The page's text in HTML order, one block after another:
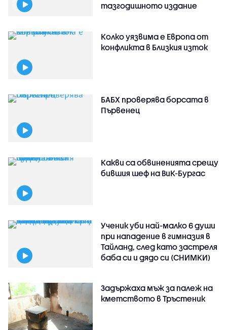
тазгодишното издание
Колко уязвима е Европа от
конфликта в Близкия изток
БАБХ проверява борсата в
Първенец
Какви са обвиненията срещу
бившия шеф на ВиК-Бургас
Ученик уби най-малко 6 души
при нападение в гимназия в
Тайланд, след като застреля
баба си и дядо си (СНИМКИ)
Задържаха мъж за палеж на
кметството в Тръстеник